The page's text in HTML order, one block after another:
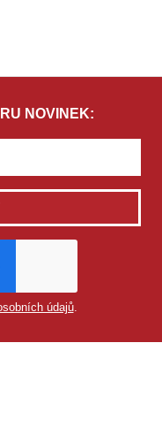
NOVINEK:
údajů.